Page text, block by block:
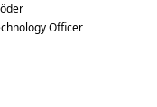
Officer